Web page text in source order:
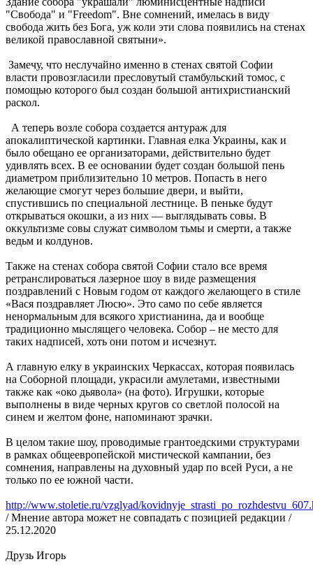
"Свобода" и "Freedom". Вне сомнений, имелась в виду
свобода жить без Бога, уж коли эти слова появились на стенах
великой православной святыни».
Замечу, что неслучайно именно в стенах святой Софии
власти провозгласили пресловутый стамбульский томос, с
помощью которого был создан большой антихристианский
раскол.
А теперь возле собора создается антураж для
апокалиптической картинки. Главная елка Украины, как и
было обещано ее организаторами, действительно будет
удивлять всех. В ее основании будет создан большой пень
диаметром приблизительно 10 метров. Попасть в него
желающие смогут через большие двери, и выйти,
спустившись по специальной лестнице. В пеньке будут
открываться окошки, а из них — выглядывать совы. В
оккультизме совы служат символом тьмы и смерти, а также
ведьм и колдунов.
Также на стенах собора святой Софии стало все время
ретранслироваться лазерное шоу в виде размещения
поздравлений с Новым годом от каждого желающего в стиле
«Вася поздравляет Люсю». Это само по себе является
ненормальным для всякого христианина, да и вообще
традиционно мыслящего человека. Собор – не место для
таких надписей, хоть они потом и исчезнут.
А главную елку в украинских Черкассах, которая появилась
на Соборной площади, украсили амулетами, известными
также как «око дьявола» (на фото). Игрушки, которые
выполнены в виде черных кругов со светлой полосой на
синем и желтом фоне, напоминают зрачки.
В целом такие шоу, проводимые грантоедскими структурами
в рамках общеевропейской мистической кампании, без
сомнения, направлены на духовный удар по всей Руси, а не
только по ее южной части.
http://www.stoletie.ru/vzglyad/
/ Мнение автора может не совпадать с позицией редакции /
25.12.2020
Друзь Игорь